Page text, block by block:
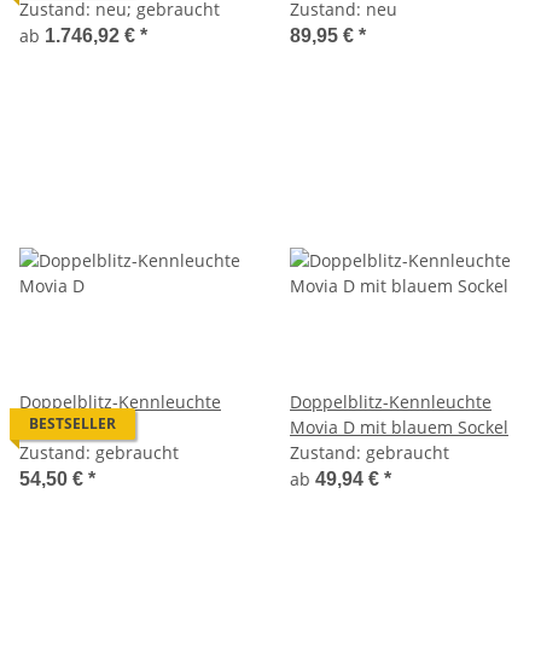
mini, blau, Magnetmontage
Zustand: neu; gebraucht
ab 1.746,92 € *
Zustand: neu
89,95 € *
BESTSELLER
Doppelblitz-Kennleuchte
Movia D
Zustand: gebraucht
54,50 € *
Doppelblitz-Kennleuchte
Movia D mit blauem Sockel
Zustand: gebraucht
ab 49,94 € *